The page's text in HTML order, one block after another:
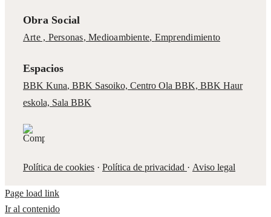
Obra Social
Arte , Personas,Medioambiente, Emprendimiento
Espacios
BBK Kuna, BBK Sasoiko, Centro Ola BBK, BBK Haur
eskola, Sala BBK
Política de cookies· Política de privacidad · Aviso legal
Page load link
Ir al contenido